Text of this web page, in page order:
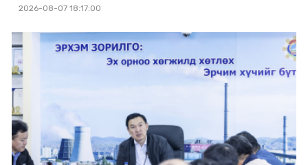
2026-08-07 18:17:00